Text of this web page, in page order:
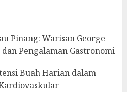
Pinang: Warisan George
Pengalaman Gastronomi
Buah Harian dalam